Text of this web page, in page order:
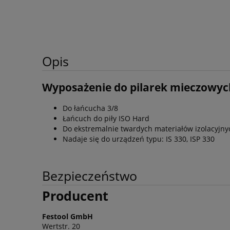
Opis
Wyposażenie do pilarek
Do łańcucha 3/8
Łańcuch do piły ISO Hard
Do ekstremalnie twardych materiałów
Nadaje się do urządzeń typu: IS 330, ISP 330
Bezpieczeństwo
Producent
Festool GmbH
Wertstr. 20